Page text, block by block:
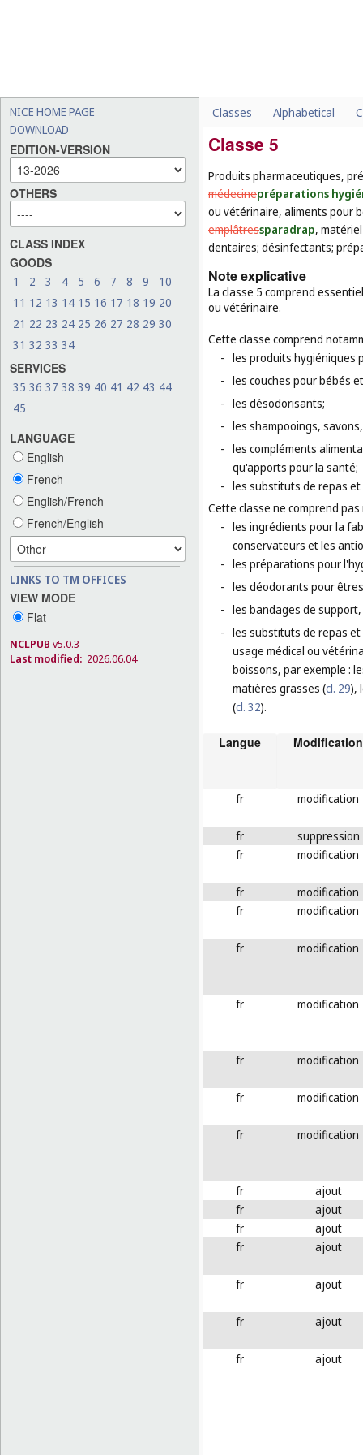
NICE HOME PAGE
DOWNLOAD
EDITION-VERSION
OTHERS
CLASS INDEX
GOODS
1 2 3 4 5 6 7 8 9
10
11 12 13 14 15 16 17 18 19 20
21 22 23 24 25 26 27 28 29 30
31 32 33 34
SERVICES
35 36 37 38 39 40 41 42 43 44
45
LANGUAGE
English
French
English/French
French/English
LINKS TO TM OFFICES
VIEW MODE
Flat
NCLPUB v5.0.3
Last modified: 2026.06.04
Classes Alphabetical
Classe 5
Produits pharmaceutiques,
médecinepréparations
ou vétérinaire, aliments pour
emplâtressparadrap,
dentaires; désinfectants;
Note explicative
La classe 5 comprend
ou vétérinaire.
Cette classe comprend
- les produits hygiéniques
- les couches pour bébés
- les désodorisants;
- les shampooings,
- les compléments
qu'apports pour la santé;
- les substituts de repas
Cette classe ne comprend
- les ingrédients pour la
conservateurs et les
- les préparations pour
- les déodorants pour
- les bandages de
- les substituts de repas
usage médical ou
boissons, par exemple :
matières grasses (cl. 29),
(cl. 32).
Langue Modification
fr modification
fr
suppression
fr
modification
fr
modification
fr
modification
fr modification
fr modification
fr modification
fr modification
fr modification
fr
ajout
fr
ajout
fr
ajout
fr
ajout
fr ajout
fr ajout
fr ajout